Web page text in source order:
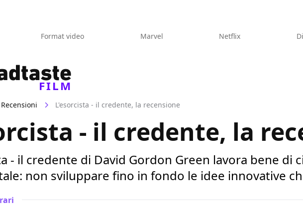
Format video Marvel Netflix
FILM
Recensioni L'esorcista - il credente, la recensione
- il credente, la
- il credente di David Gordon Green lavora bene di
non sviluppare fino in fondo le idee innovative